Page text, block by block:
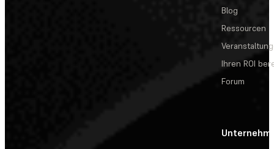
Blog
Ressourcen
Ihren ROI
Forum